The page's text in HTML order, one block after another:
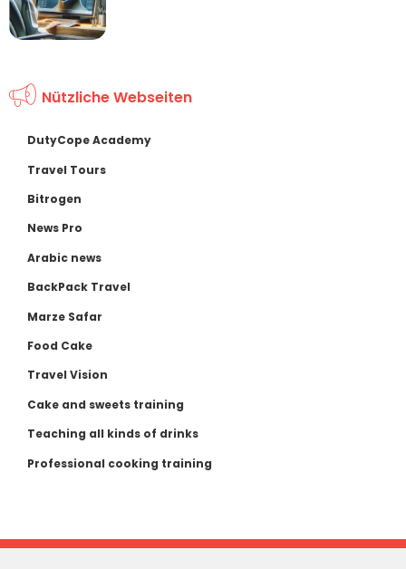
Nützliche Webseiten
DutyCope Academy
Travel Tours
Bitrogen
News Pro
Arabic news
BackPack Travel
Marze Safar
Food Cake
Travel Vision
Cake and sweets training
Teaching all kinds of drinks
Professional cooking training